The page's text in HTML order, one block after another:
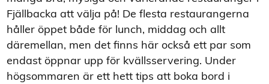
Fjällbacka att välja på! De flesta restaurangerna
håller öppet både för lunch, middag och allt
däremellan, men det finns här också ett par som
endast öppnar upp för kvällsservering. Under
högsommaren är ett hett tips att boka bord i